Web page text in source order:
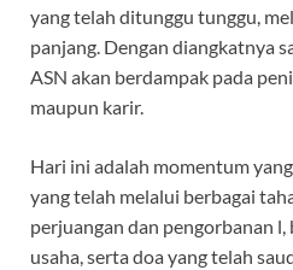
yang telah ditunggu tunggu,
panjang. Dengan diangkatnya
ASN akan berdampak pada
maupun karir.
Hari ini adalah momentum
yang telah melalui berbagai
perjuangan dan pengorbanan
usaha, serta doa yang telah